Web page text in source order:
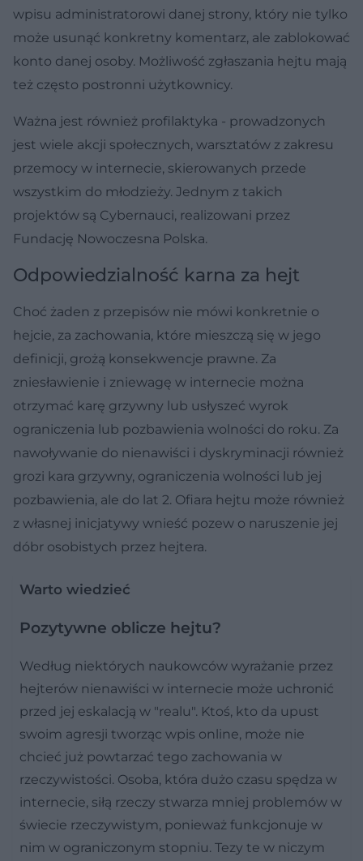
wpisu administratorowi danej strony, który nie tylko
może usunąć konkretny komentarz, ale zablokować
konto danej osoby. Możliwość zgłaszania hejtu mają
też często postronni użytkownicy.
Ważna jest również profilaktyka - prowadzonych
jest wiele akcji społecznych, warsztatów z zakresu
przemocy w internecie, skierowanych przede
wszystkim do młodzieży. Jednym z takich
projektów są Cybernauci, realizowani przez
Fundację Nowoczesna Polska.
Odpowiedzialność karna za hejt
Choć żaden z przepisów nie mówi konkretnie o
hejcie, za zachowania, które mieszczą się w jego
definicji, grożą konsekwencje prawne. Za
zniesławienie i zniewagę w internecie można
otrzymać karę grzywny lub usłyszeć wyrok
ograniczenia lub pozbawienia wolności do roku. Za
nawoływanie do nienawiści i dyskryminacji również
grozi kara grzywny, ograniczenia wolności lub jej
pozbawienia, ale do lat 2. Ofiara hejtu może również
z własnej inicjatywy wnieść pozew o naruszenie jej
dóbr osobistych przez hejtera.
Warto wiedzieć
Pozytywne oblicze hejtu?
Według niektórych naukowców wyrażanie przez
hejterów nienawiści w internecie może uchronić
przed jej eskalacją w "realu". Ktoś, kto da upust
swoim agresji tworząc wpis online, może nie
chcieć już powtarzać tego zachowania w
rzeczywistości. Osoba, która dużo czasu spędza w
internecie, siłą rzeczy stwarza mniej problemów w
świecie rzeczywistym, ponieważ funkcjonuje w
nim w ograniczonym stopniu. Tezy te w niczym